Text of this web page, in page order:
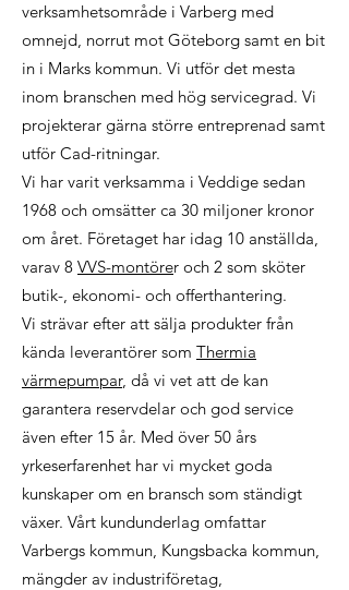
verksamhetsområde i Varberg med
omnejd, norrut mot Göteborg samt en bit
in i Marks kommun. Vi utför det mesta
inom branschen med hög servicegrad. Vi
projekterar gärna större entreprenad samt
utför Cad-ritningar.
Vi har varit verksamma i Veddige sedan
1968 och omsätter ca 30 miljoner kronor
om året. Företaget har idag 10 anställda,
varav 8 VVS-montörer och 2 som sköter
butik-, ekonomi- och offerthantering.
Vi strävar efter att sälja produkter från
kända leverantörer som Thermia
värmepumpar, då vi vet att de kan
garantera reservdelar och god service
även efter 15 år. Med över 50 års
yrkeserfarenhet har vi mycket goda
kunskaper om en bransch som ständigt
växer. Vårt kundunderlag omfattar
Varbergs kommun, Kungsbacka kommun,
mängder av industriföretag,